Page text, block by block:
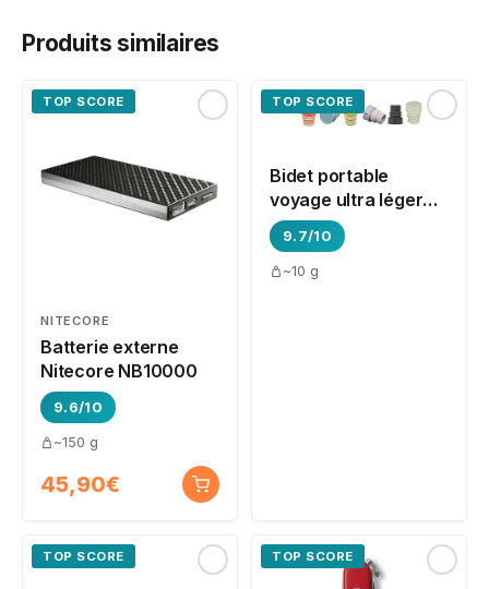
Produits similaires
TOP SCORE
NITECORE
Batterie externe
Nitecore NB10000
9.6/10
~150 g
45,90€
TOP SCORE
Bidet portable
voyage ultra léger
CuloClean
9.7/10
~10 g
TOP SCORE TOP SCORE